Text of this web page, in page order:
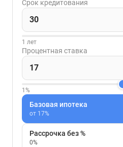
Срок кредитования
1 лет
Процентная ставка
1%
Базовая ипотека
от 17%
Рассрочка без %
0%